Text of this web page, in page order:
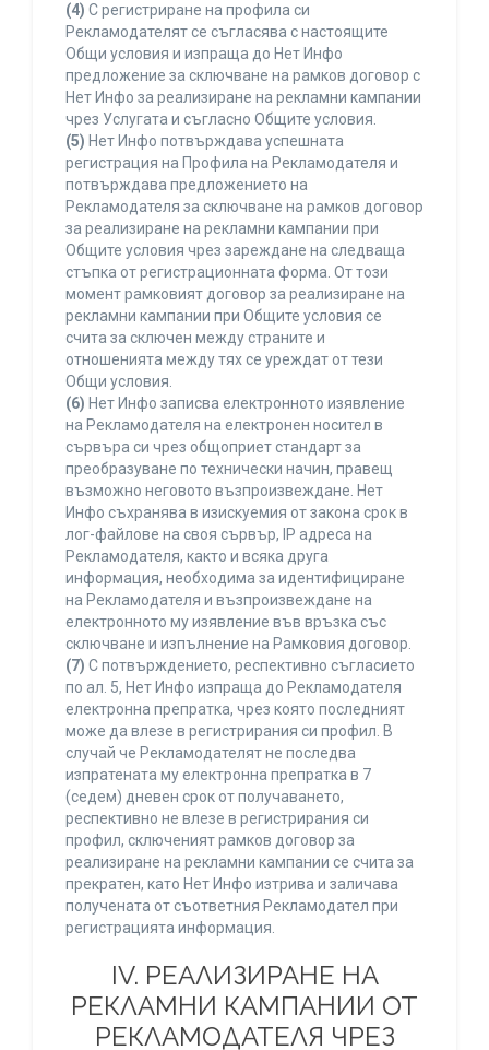
(4) С регистриране на профила си
Рекламодателят се съгласява с настоящите
Общи условия и изпраща до Нет Инфо
предложение за сключване на рамков договор с
Нет Инфо за реализиране на рекламни кампании
чрез Услугата и съгласно Общите условия.
(5) Нет Инфо потвърждава успешната
регистрация на Профила на Рекламодателя и
потвърждава предложението на
Рекламодателя за сключване на рамков договор
за реализиране на рекламни кампании при
Общите условия чрез зареждане на следваща
стъпка от регистрационната форма. От този
момент рамковият договор за реализиране на
рекламни кампании при Общите условия се
счита за сключен между страните и
отношенията между тях се уреждат от тези
Общи условия.
(6) Нет Инфо записва електронното изявление
на Рекламодателя на електронен носител в
сървъра си чрез общоприет стандарт за
преобразуване по технически начин, правещ
възможно неговото възпроизвеждане. Нет
Инфо съхранява в изискуемия от закона срок в
лог-файлове на своя сървър, IP адреса на
Рекламодателя, както и всяка друга
информация, необходима за идентифициране
на Рекламодателя и възпроизвеждане на
електронното му изявление във връзка със
сключване и изпълнение на Рамковия договор.
(7) С потвърждението, респективно съгласието
по ал. 5, Нет Инфо изпраща до Рекламодателя
електронна препратка, чрез която последният
може да влезе в регистрирания си профил. В
случай че Рекламодателят не последва
изпратената му електронна препратка в 7
(седем) дневен срок от получаването,
респективно не влезе в регистрирания си
профил, сключеният рамков договор за
реализиране на рекламни кампании се счита за
прекратен, като Нет Инфо изтрива и заличава
получената от съответния Рекламодател при
регистрацията информация.
IV. РЕАЛИЗИРАНЕ НА
РЕКЛАМНИ КАМПАНИИ ОТ
РЕКЛАМОДАТЕЛЯ ЧРЕЗ